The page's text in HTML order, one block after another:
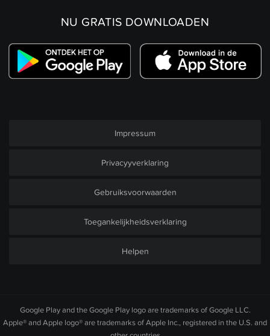
NU GRATIS DOWNLOADEN
Impressum
Privacyyverklaring
Gebruiksvoorwaarden
Toegankelijkheidsverklaring
Helpen
Google Play and the Google Play logo are trademarks of Google LLC.
Apple® and Apple logo® are trademarks of Apple Inc., registered in the U.S. and